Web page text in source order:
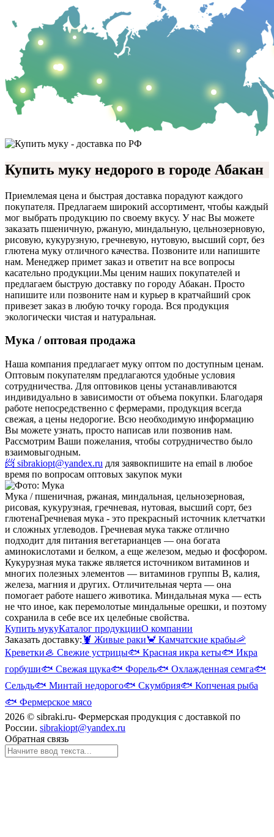
Купить муку недорого в городе Абакан
Приемлемая цена и быстрая доставка порадуют каждого
покупателя. Предлагаем широкий ассортимент, чтобы каждый
мог выбрать продукцию по своему вкусу. У нас Вы можете
заказать пшеничную, ржаную, миндальную, цельнозерновую,
рисовую, кукурузную, гречневую, нутовую, высший сорт, без
глютена муку отличного качества. Позвоните или напишите
нам. Менеджер примет заказ и ответит на все вопросы
касательно продукции.Мы ценим наших покупателей и
предлагаем быструю доставку по городу Абакан. Просто
напишите или позвоните нам и курьер в кратчайший срок
привезет заказ в любую точку города. Вся продукция
экологически чистая и натуральная.
Мука / оптовая продажа
Наша компания предлагает муку оптом по доступным ценам.
Оптовым покупателям предлагаются удобные условия
сотрудничества. Для оптовиков цены устанавливаются
индивидуально в зависимости от объема покупки. Благодаря
работе непосредственно с фермерами, продукция всегда
свежая, а цены недорогие. Всю необходимую информацию
Вы можете узнать, просто написав или позвонив нам.
Рассмотрим Ваши пожелания, чтобы сотрудничество было
взаимовыгодным.
📨 sibrakiopt@yandex.ru для заявокпишите на email в любое
время по вопросам оптовых закупок муки
Мука / пшеничная, ржаная, миндальная, цельнозерновая,
рисовая, кукурузная, гречневая, нутовая, высший сорт, без
глютенаГречневая мука - это прекрасный источник клетчатки
и сложных углеводов. Гречневая мука также отлично
подходит для питания вегетарианцев — она богата
аминокислотами и белком, а еще железом, медью и фосфором.
Кукурузная мука также является источником витаминов и
многих полезных элементов — витаминов группы B, калия,
железа, магния и других. Отличительная черта — она
помогает работе нашего животика. Миндальная мука — есть
не что иное, как перемолотые миндальные орешки, и поэтому
сохранила в себе все их целебные свойства.
Купить мукуКаталог продукцииО компании
Заказать доставку: 🦞 Живые раки🦀 Камчатские крабы🦐
Креветки🦪 Свежие устрицы🐟 Красная икра кеты🐟 Икра
горбуши🐟 Свежая щука🐟 Форель🐟 Охлажденная семга🐟
Сельдь🐟 Минтай недорого🐟 Скумбрия🐟 Копченая рыба
🐟 Фермерское мясо
2026 © sibraki.ru- Фермерская продукция с доставкой по
России. sibrakiopt@yandex.ru
Обратная связь